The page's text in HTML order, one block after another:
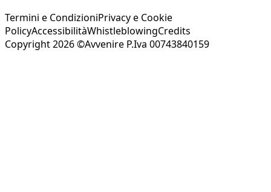
Termini e CondizioniPrivacy e Cookie
PolicyAccessibilitàWhistleblowingCredits
Copyright 2026 ©Avvenire P.Iva 00743840159